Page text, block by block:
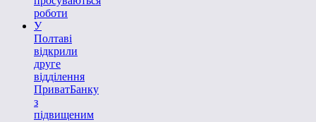
роботи
У
Полтаві
відкрили
друге
відділення
ПриватБанку
з
підвищеним